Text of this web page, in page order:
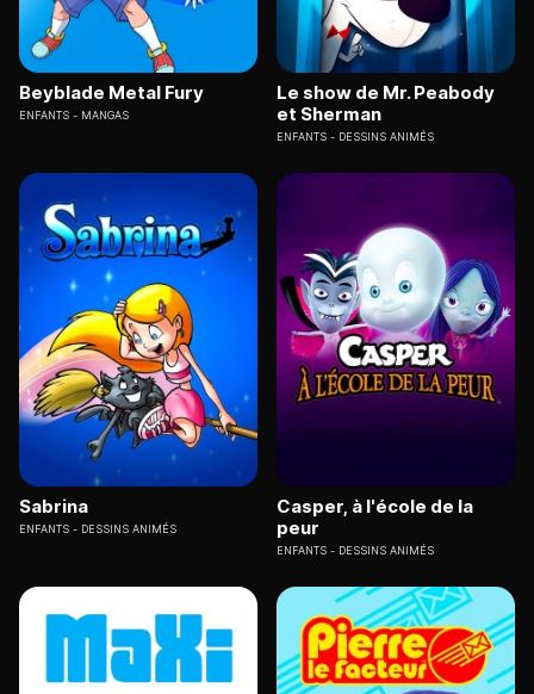
Beyblade Metal Fury
ENFANTS MANGAS
Le show de Mr. Peabody
et Sherman
ENFANTS DESSINS ANIMÉS
Sabrina
ENFANTS DESSINS ANIMÉS
Casper, à l'école de la
peur
ENFANTS DESSINS ANIMÉS